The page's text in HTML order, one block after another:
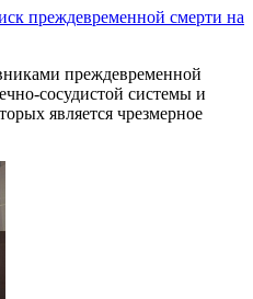
преждевременной смерти на
преждевременной
сосудистой системы и
является чрезмерное